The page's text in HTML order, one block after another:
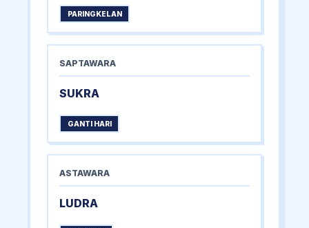
PARINGKELAN
SAPTAWARA
SUKRA
GANTI HARI
ASTAWARA
LUDRA